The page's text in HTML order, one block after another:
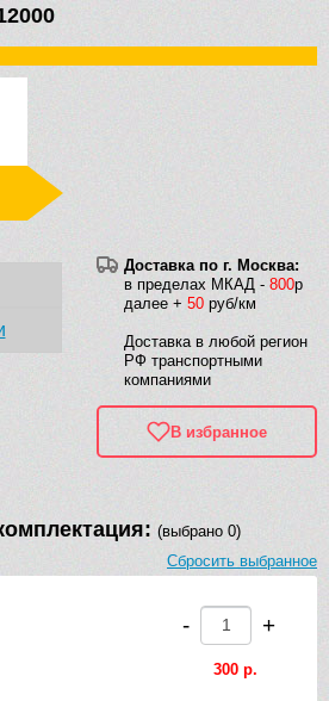
Доставка по г. Москва:
в пределах МКАД - 800р
далее + 50 руб/км
Доставка в любой регион
РФ транспортными
компаниями
В избранное
(выбрано 0)
Сбросить выбранное
- +
300 р.